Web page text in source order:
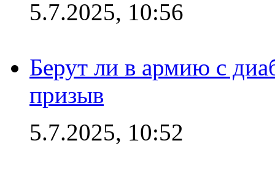
5.7.2025, 10:56
Берут ли в армию с
призыв
5.7.2025, 10:52